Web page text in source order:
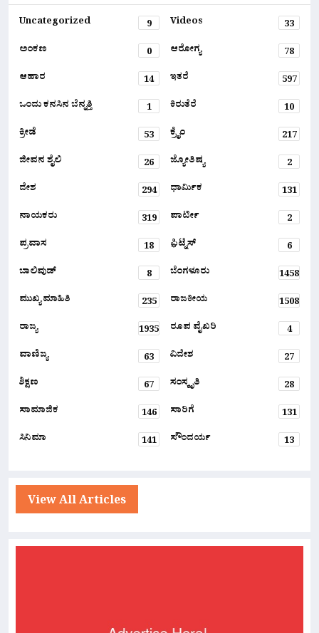
Uncategorized 9 Videos
33
ಅಂಕಣ
0 ಆರೋಗ್ಯ
78
ಆಹಾರ
14 ಇತರೆ
597
ಒಂದು ಕನಸಿನ ಬೆನ್ನತ್ತಿ
1 ಕಿರುತೆರೆ
10
ಕ್ರೀಡೆ
53 ಕ್ರೈಂ
217
ಜೀವನ ಶೈಲಿ
26 ಜ್ಯೋತಿಷ್ಯ
2
ದೇಶ
294 ಧಾರ್ಮಿಕ
131
ನಾಯಕರು
319 ಪಾರ್ಟೀ
2
ಪ್ರವಾಸ
18 ಫ಼ಿಟ್ನೆಸ್
6
ಬಾಲಿವುಡ್
8 ಬೆಂಗಳೂರು
1458
ಮುಖ್ಯ ಮಾಹಿತಿ
235 ರಾಜಕೀಯ
1508
ರಾಜ್ಯ
1935 ರೂಪ ವೈಖರಿ
4
ವಾಣಿಜ್ಯ
63 ವಿದೇಶ
27
ಶಿಕ್ಷಣ
67 ಸಂಸ್ಕೃತಿ
28
ಸಾಮಾಜಿಕ
146 ಸಾರಿಗೆ
131
ಸಿನಿಮಾ
141 ಸೌಂದರ್ಯ 13
View All Articles